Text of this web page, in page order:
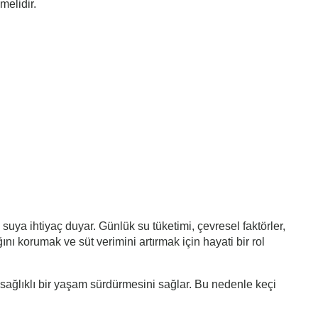
ihtiyaç duyar. Günlük su tüketimi, çevresel faktörler,
korumak ve süt verimini artırmak için hayati bir rol
bir yaşam sürdürmesini sağlar. Bu nedenle keçi